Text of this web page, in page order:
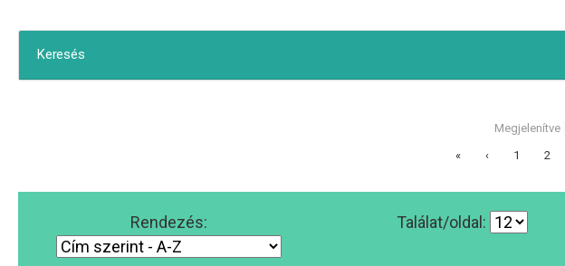
Keresés
Megjelenítve
« ‹ 1 2
Rendezés: Találat/oldal: